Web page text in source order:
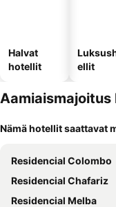
Halvat
hotellit
ellit
Aamiaismajoitus
Nämä hotellit saattavat
Residencial Colombo
Residencial Chafariz
Residencial Melba